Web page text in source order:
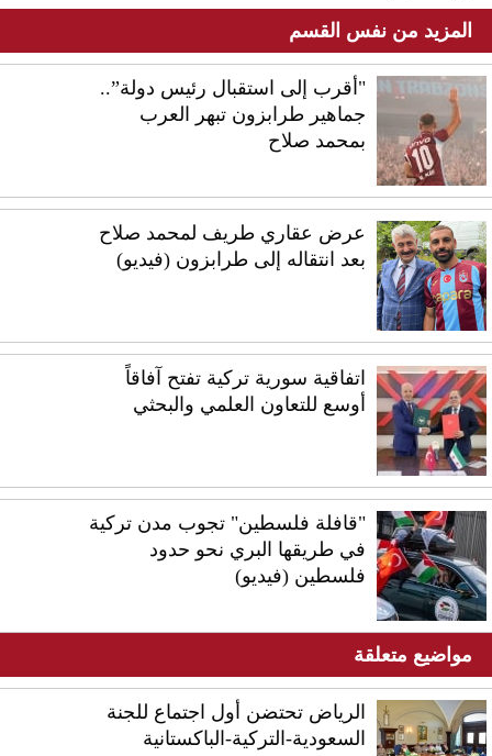
المزيد من نفس القسم
"أقرب إلى استقبال رئيس دولة”..
جماهير طرابزون تبهر العرب
بمحمد صلاح
عرض عقاري طريف لمحمد صلاح
بعد انتقاله إلى طرابزون (فيديو)
اتفاقية سورية تركية تفتح آفاقاً
أوسع للتعاون العلمي والبحثي
"قافلة فلسطين" تجوب مدن تركية
في طريقها البري نحو حدود
فلسطين (فيديو)
مواضيع متعلقة
الرياض تحتضن أول اجتماع للجنة
السعودية-التركية-الباكستانية